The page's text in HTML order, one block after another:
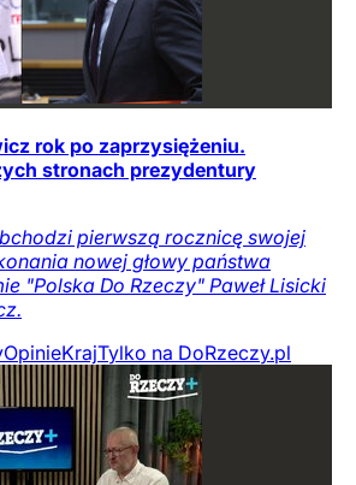
rok po zaprzysiężeniu.
stronach prezydentury
pierwszą rocznicę swojej
nowej głowy państwa
"Polska Do Rzeczy" Paweł Lisicki
OpinieKrajTylko na DoRzeczy.pl